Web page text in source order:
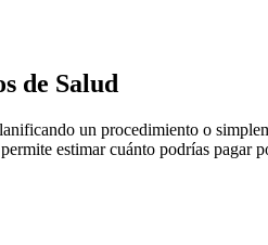
de Salud
un procedimiento o
estimar cuánto podrías pagar